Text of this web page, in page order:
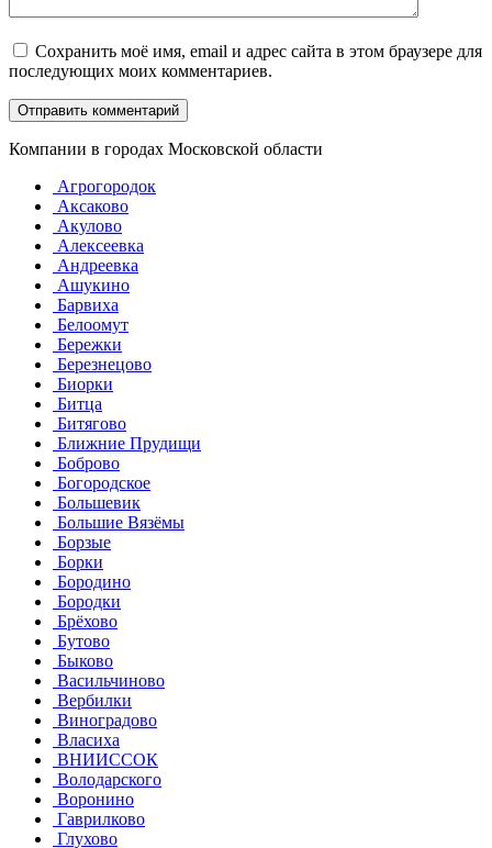
Сохранить моё имя, email и адрес сайта в этом браузере для
последующих моих комментариев.
Компании в городах Московской области
Агрогородок
Аксаково
Акулово
Алексеевка
Андреевка
Ашукино
Барвиха
Белоомут
Бережки
Березнецово
Биорки
Битца
Битягово
Ближние Прудищи
Боброво
Богородское
Большевик
Большие Вязёмы
Борзые
Борки
Бородино
Бородки
Брёхово
Бутово
Быково
Васильчиново
Вербилки
Виноградово
Власиха
ВНИИССОК
Володарского
Воронино
Гаврилково
Глухово